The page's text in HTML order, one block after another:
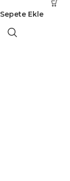
Sepete Ekle